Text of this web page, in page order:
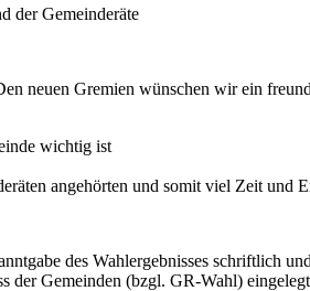
der Gemeinderäte
neuen Gremien wünschen wir ein
wichtig ist
angehörten und somit viel Zeit und
des Wahlergebnisses schriftlich
der Gemeinden (bzgl. GR-Wahl)